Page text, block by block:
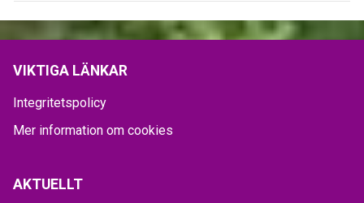
VIKTIGA LÄNKAR
Integritetspolicy
Mer information om cookies
AKTUELLT